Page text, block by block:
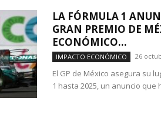
LA FÓRMULA 1
GRAN PREMIO DE
ECONÓMICO...
IMPACTO ECONÓMICO 26
El GP de México asegura su
1 hasta 2025, un anuncio que